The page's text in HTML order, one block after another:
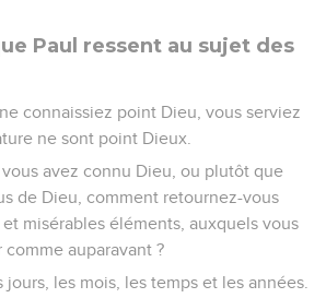
Paul ressent au sujet des
connaissiez point Dieu, vous serviez
ne sont point Dieux.
avez connu Dieu, ou plutôt que
de Dieu, comment retournez-vous
misérables éléments, auxquels vous
auparavant ?
les mois, les temps et les années.